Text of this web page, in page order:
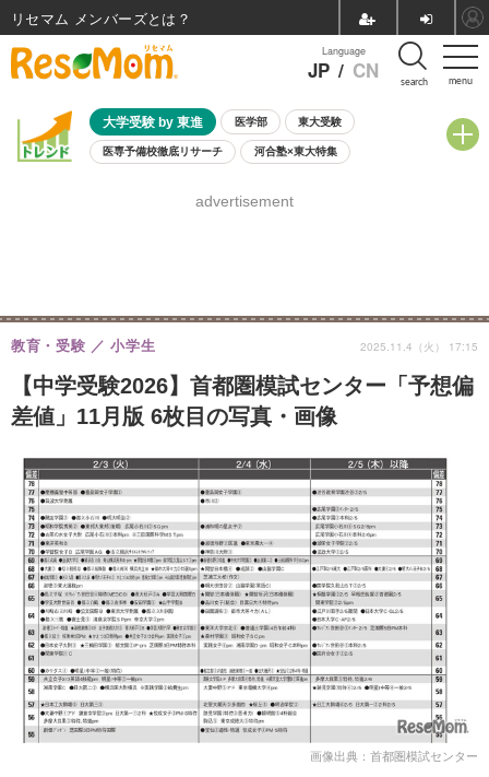
menu
Language
JP / CN search
大学受験 by 東進 医学部 東大受験
医専予備校徹底リサーチ 河合塾×東大特集
8月開催学校説明会・相談会
advertisement
【中学受験2026】首都圏模試センター「予想偏
差値」11月版 6枚目の写真・画像
教育・受験 小学生 2025.11.4（火） 17:15
画像出典：首都圏模試センター
リセマム メンバーズ